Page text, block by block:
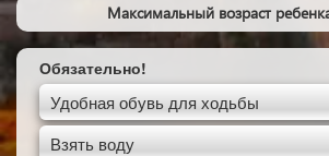
Максимальный возраст
Обязательно!
Удобная обувь для ходьбы
Взять воду